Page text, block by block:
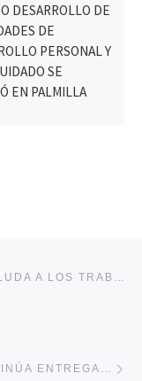
DESARROLLO DE
DE
PERSONAL Y
SE
EN PALMILLA
ALCALDESA GLORIA PAREDES CONTINÚA ENTREGANDO NUEVAS VIVIENDAS A FAMILIAS DAMNIFICADAS DE PALMILLA